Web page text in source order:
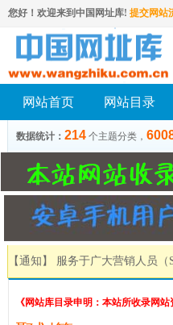
您好！欢迎来到中国网址库! 提交网站
网站首页 网站目录
数据统计： 214 个主题分类，
【通知】 服务于广大营销人员
《网站库目录申明：本站所收录网